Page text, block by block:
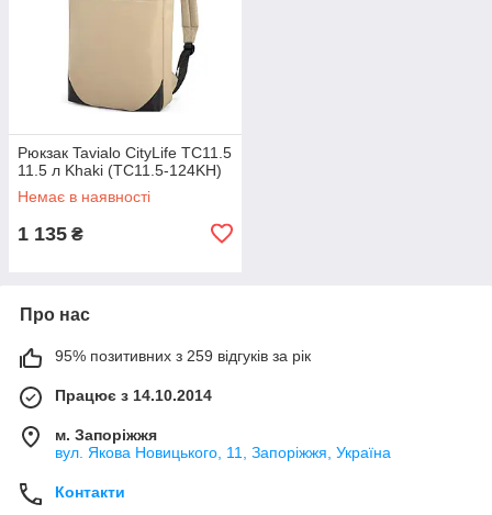
Рюкзак Tavialo CityLife TC11.5
11.5 л Khaki (TC11.5-124KH)
Немає в наявності
1 135 ₴
Про нас
95% позитивних з 259 відгуків за рік
Працює з 14.10.2014
м. Запоріжжя
вул. Якова Новицького, 11, Запоріжжя, Україна
Контакти